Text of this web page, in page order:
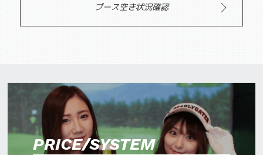
ブース空き状況確認
PRICE/SYSTEM